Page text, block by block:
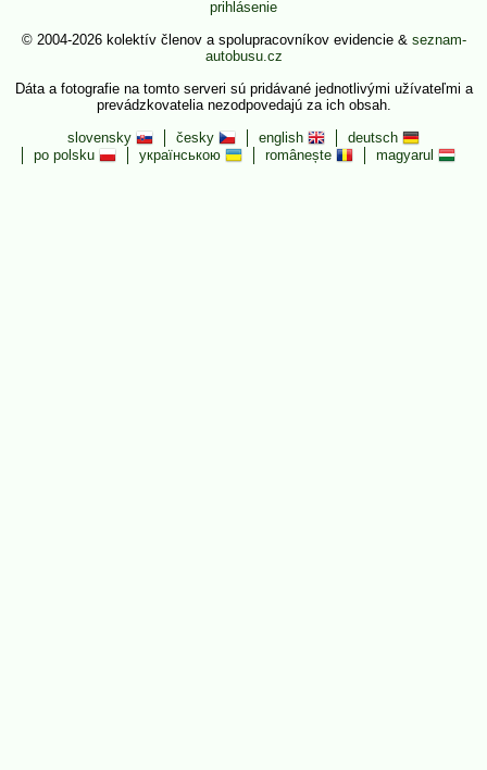
prihlásenie
© 2004-2026 kolektív členov a spolupracovníkov evidencie & seznam-
autobusu.cz
Dáta a fotografie na tomto serveri sú pridávané jednotlivými užívateľmi a
prevádzkovatelia nezodpovedajú za ich obsah.
slovensky
česky english
deutsch
po polsku
українською românește magyarul